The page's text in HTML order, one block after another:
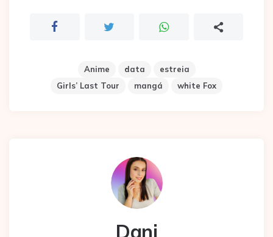
Anime data
estreia
Girls’ Last Tour
mangá white Fox
Dani